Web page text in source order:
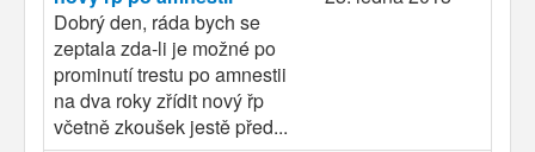
Dobrý den, ráda bych se
zeptala zda-li je možné po
prominutí trestu po amnestii
na dva roky zřídit nový řp
včetně zkoušek jestě před...